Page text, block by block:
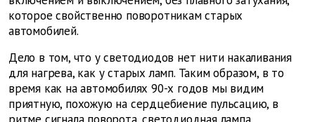
которое свойственно поворотникам старых
автомобилей.
Дело в том, что у светодиодов нет нити накаливания
для нагрева, как у старых ламп. Таким образом, в то
время как на автомобилях 90-х годов мы видим
приятную, похожую на сердцебиение пульсацию, в